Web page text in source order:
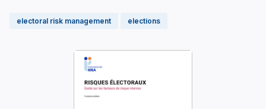
electoral risk management elections